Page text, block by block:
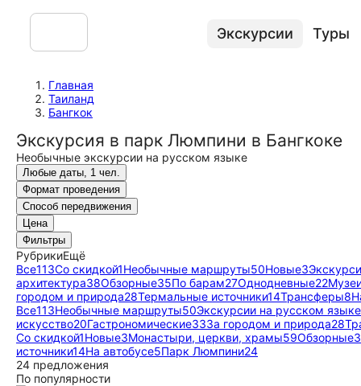
Экскурсии Туры
Главная
Таиланд
Бангкок
Экскурсия в парк Люмпини в Бангкоке
Необычные экскурсии на русском языке
Любые даты, 1 чел.
Формат проведения
Способ передвижения
Цена
Фильтры
РубрикиЕщё
Все113Со скидкой1Необычные маршруты50Новые3
архитектура38Обзорные35По барам27Однодневные22
городом и природа28Термальные источники14Трансферы8
Все113Необычные маршруты50Экскурсии на русском языке
искусство20Гастрономические33За городом и природа28
Со скидкой1Новые3Монастыри, церкви, храмы59Обзорные
источники14На автобусе5Парк Люмпини24
24 предложения
По популярности